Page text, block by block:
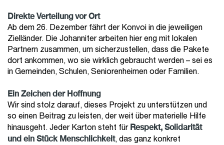
Direkte Verteilung vor Ort
Ab dem 26. Dezember fährt der Konvoi in die jeweiligen
Zielländer. Die Johanniter arbeiten hier eng mit lokalen
Partnern zusammen, um sicherzustellen, dass die Pakete
dort ankommen, wo sie wirklich gebraucht werden – sei es
in Gemeinden, Schulen, Seniorenheimen oder Familien.
Ein Zeichen der Hoffnung
Wir sind stolz darauf, dieses Projekt zu unterstützen und
so einen Beitrag zu leisten, der weit über materielle Hilfe
hinausgeht. Jeder Karton steht für Respekt, Solidarität
und ein Stück Menschlichkeit, das ganz konkret